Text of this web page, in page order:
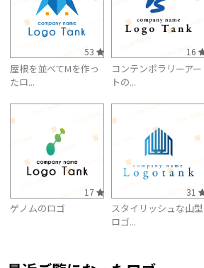
53
屋根を並べてMを作っ
たロ...
16
コンテンポラリーアー
トの...
17
ゲノムのロゴ
31
スタイリッシュな山型
ロゴ...